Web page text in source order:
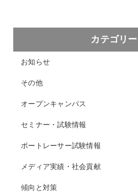
カテゴリー
お知らせ
その他
オープンキャンパス
セミナー・試験情報
ボートレーサー試験情報
メディア実績・社会貢献
傾向と対策